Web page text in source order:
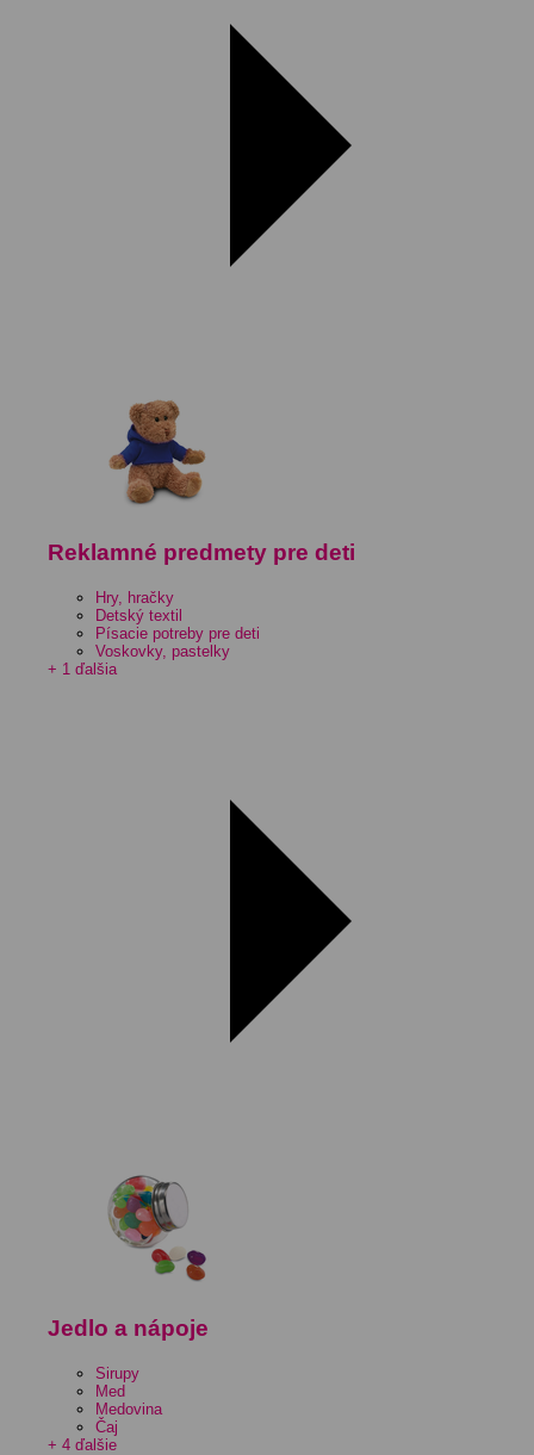
Reklamné predmety pre deti
Hry, hračky
Detský textil
Písacie potreby pre deti
Voskovky, pastelky
+ 1 ďalšia
Jedlo a nápoje
Sirupy
Med
Medovina
Čaj
+ 4 ďalšie